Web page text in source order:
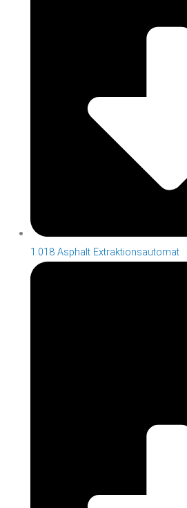
1.018 Asphalt Extraktionsautomat